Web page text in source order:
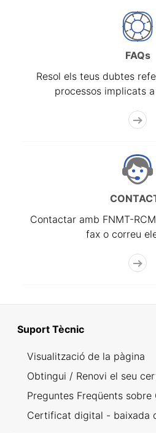
FAQs
Resol els teus dubtes
processos implicats
Contactar amb FNMT-
fax o correu
Suport Tècnic
Visualització de la pàgina
Obtingui / Renovi el seu
Preguntes Freqüents
Certificat digital - baixada